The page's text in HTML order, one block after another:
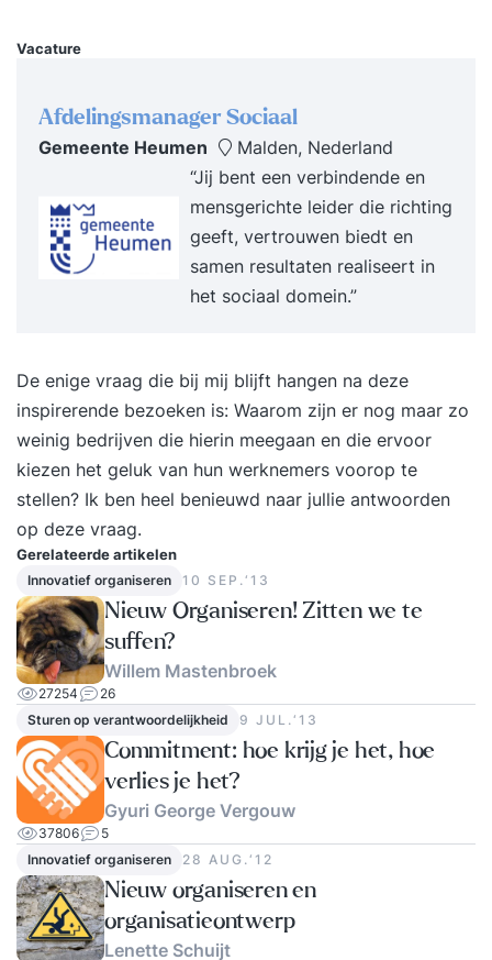
online vragenlijst om in te vullen. Vibber
management en indien gewenst aan de
medewerkers. Semco selfie (teamscan) Wil je als
organisatie of als team de taken en
verantwoordelijkheden lager in de organisatie
plaatsen? Wil je daarbij ook aan de slag met de
eerste stappen van ‘zelforganisatie’? Kies dan
voor de Semco-selfie. Dit is eenkrachtig middel
Hierbij wordt voornamelijk gekeken naar de vijf
speerpunten en vijftien pilaren van
het Semco Style Framework. Deze statistisch
gevalideerde tool bestaat uit 45
meerkeuzevragen die door iedereen individueel
ingevuld worden. Nadat alle enquêtes zijn
ingevuld, wordt een werksessie georganiseerd
waarin een van onze Semco Style Experts de
resultaten en vervolgstappen met de teams
bespreekt. Alle deelnemers krijgen
een individueel rapport van hun persoonlijke kijk
op het team en praktische tips over wat ze
kunnen verbeteren. Er wordt ook
een teamrapport gecreëerd waarin alle punten
staan samengevat, vervolgens beginnen de
discussies over teamverbetering.
Het organisatierapport verzamelt alle resultaten
om de voortgang tussen teams over een
bepaalde periode te vergelijken en bij te houden.
Een Medewerkers Betrokkenheid Meting (MBO)
Vacature
Afdelingsmanager Sociaal
Gemeente Heumen
Malden, Nederland
“Jij bent een verbindende en
mensgerichte leider die richting
geeft, vertrouwen biedt en
samen resultaten realiseert in
het sociaal domein.”
De enige vraag die bij mij blijft hangen na deze
inspirerende bezoeken is: Waarom zijn er nog maar zo
weinig bedrijven die hierin meegaan en die ervoor
kiezen het geluk van hun werknemers voorop te
stellen? Ik ben heel benieuwd naar jullie antwoorden
op deze vraag.
Gerelateerde artikelen
Innovatief organiseren 10 SEP.‘13
Nieuw Organiseren! Zitten we te
suffen?
Willem Mastenbroek
27254
26
Sturen op verantwoordelijkheid
9 JUL.‘13
Commitment: hoe krijg je het, hoe
verlies je het?
Gyuri George Vergouw
37806
5
Innovatief organiseren
28 AUG.‘12
Nieuw organiseren en
organisatieontwerp
Lenette Schuijt